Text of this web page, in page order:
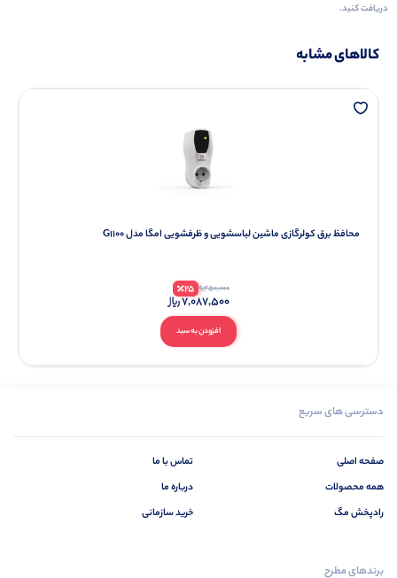
دریافت کنید.
کالاهای مشابه
محافظ برق کولرگازی ماشین لباسشویی و ظرفشویی امگا مدل G1100
افزودن به سبد
9,450,000
25
7,087,500
دسترسی های سریع
صفحه اصلی
همه محصولات
رادپخش مگ
تماس با ما
درباره ما
خرید سازمانی
برندهای مطرح